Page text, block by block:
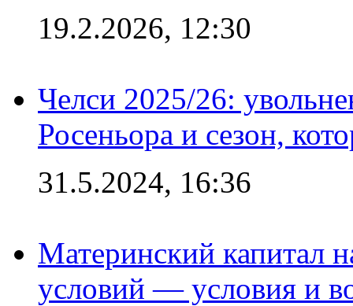
19.2.2026, 12:30
Челси 2025/26:
Росеньора и сезон,
31.5.2024, 16:36
Материнский капитал
условий — условия и